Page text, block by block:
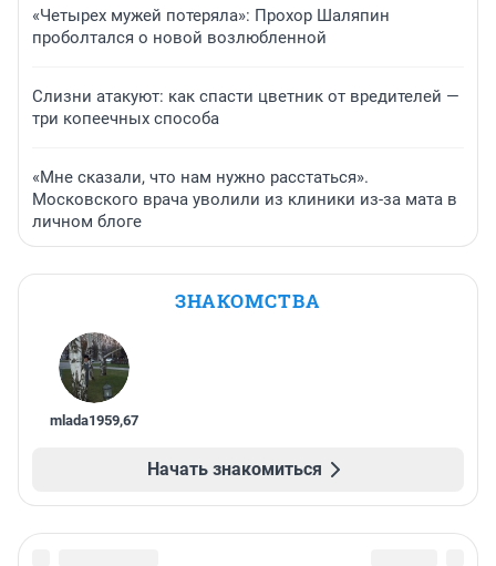
«Четырех мужей потеряла»: Прохор Шаляпин
проболтался о новой возлюбленной
Слизни атакуют: как спасти цветник от вредителей —
три копеечных способа
«Мне сказали, что нам нужно расстаться».
Московского врача уволили из клиники из-за мата в
личном блоге
ЗНАКОМСТВА
mlada1959,67
Начать знакомиться